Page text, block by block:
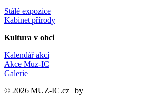
Stálé expozice
Kabinet přírody
Kultura v obci
Kalendář akcí
Akce Muz-IC
Galerie
© 2026 MUZ-IC.cz | by